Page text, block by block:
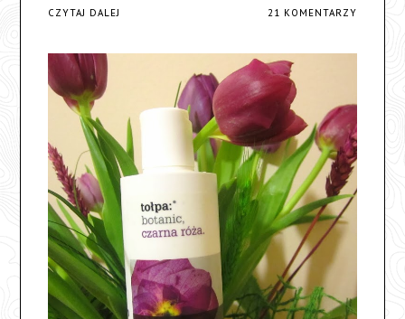
CZYTAJ DALEJ 21 KOMENTARZY